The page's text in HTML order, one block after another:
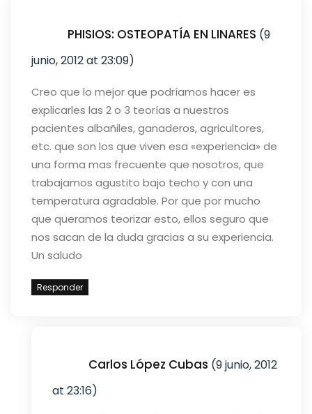
PHISIOS: OSTEOPATÍA EN LINARES (9
junio, 2012 at 23:09)
Creo que lo mejor que podríamos hacer es
explicarles las 2 o 3 teorías a nuestros
pacientes albañiles, ganaderos, agricultores,
etc. que son los que viven esa «experiencia» de
una forma mas frecuente que nosotros, que
trabajamos agustito bajo techo y con una
temperatura agradable. Por que por mucho
que queramos teorizar esto, ellos seguro que
nos sacan de la duda gracias a su experiencia.
Un saludo
Responder
Carlos López Cubas (9 junio, 2012
at 23:16)